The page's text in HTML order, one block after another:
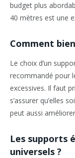
budget plus
40 mètres est une
Comment
Le choix d’un
recommandé pour
excessives. Il faut
s’assurer qu’elles
peut aussi
Les supports
universels ?